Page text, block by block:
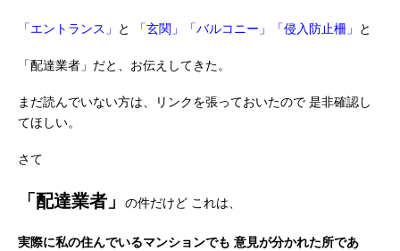
「エントランス」 と 「玄関」「バルコニー」「侵入防止柵」 と
「配達業者」だと、お伝えしてきた。
まだ読んでいない方は、リンクを張っておいたので 是非確認し
てほしい。
さて
「配達業者」 の件だけど これは、
実際に私の住んでいるマンションでも 意見が分かれた所であ